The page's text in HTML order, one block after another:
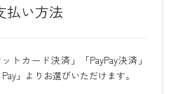
払い方法
トカード決済」「PayPay決済」
」よりお選びいただけます。